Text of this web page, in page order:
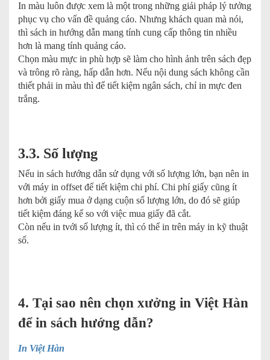
In màu luôn được xem là một trong những giải pháp lý tưởng
phục vụ cho vấn đề quảng cáo. Nhưng khách quan mà nói,
thì sách in hướng dẫn mang tính cung cấp thông tin nhiều
hơn là mang tính quảng cáo.
Chọn màu mực in phù hợp sẽ làm cho hình ảnh trên sách đẹp
và trông rõ ràng, hấp dẫn hơn. Nếu nội dung sách không cần
thiết phải in màu thì để tiết kiệm ngân sách, chỉ in mực đen
trắng.
3.3. Số lượng
Nếu in sách hướng dẫn sử dụng với số lượng lớn, bạn nên in
với máy in offset để tiết kiệm chi phí. Chi phí giấy cũng ít
hơn bởi giấy mua ở dạng cuộn số lượng lớn, do đó sẽ giúp
tiết kiệm đáng kể so với việc mua giấy đã cắt.
Còn nếu in tvới số lượng ít, thì có thể in trên máy in kỹ thuật
số.
4. Tại sao nên chọn xưởng in Việt Hàn
để in sách hướng dẫn?
In Việt Hàn